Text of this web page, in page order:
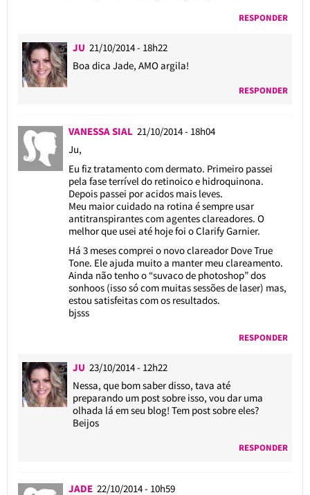
RESPONDER
JU 21/10/2014 - 18h22
Boa dica Jade, AMO argila!
RESPONDER
VANESSA SIAL 21/10/2014 - 18h04
Ju,
Eu fiz tratamento com dermato. Primeiro passei
pela fase terrível do retinoico e hidroquinona.
Depois passei por acidos mais leves.
Meu maior cuidado na rotina é sempre usar
antitranspirantes com agentes clareadores. O
melhor que usei até hoje foi o Clarify Garnier.
Há 3 meses comprei o novo clareador Dove True
Tone. Ele ajuda muito a manter meu clareamento.
Ainda não tenho o “suvaco de photoshop” dos
sonhoos (isso só com muitas sessões de laser) mas,
estou satisfeitas com os resultados.
bjsss
RESPONDER
JU 23/10/2014 - 12h22
Nessa, que bom saber disso, tava até
preparando um post sobre isso, vou dar uma
olhada lá em seu blog! Tem post sobre eles?
Beijos
RESPONDER
JADE 22/10/2014 - 10h59